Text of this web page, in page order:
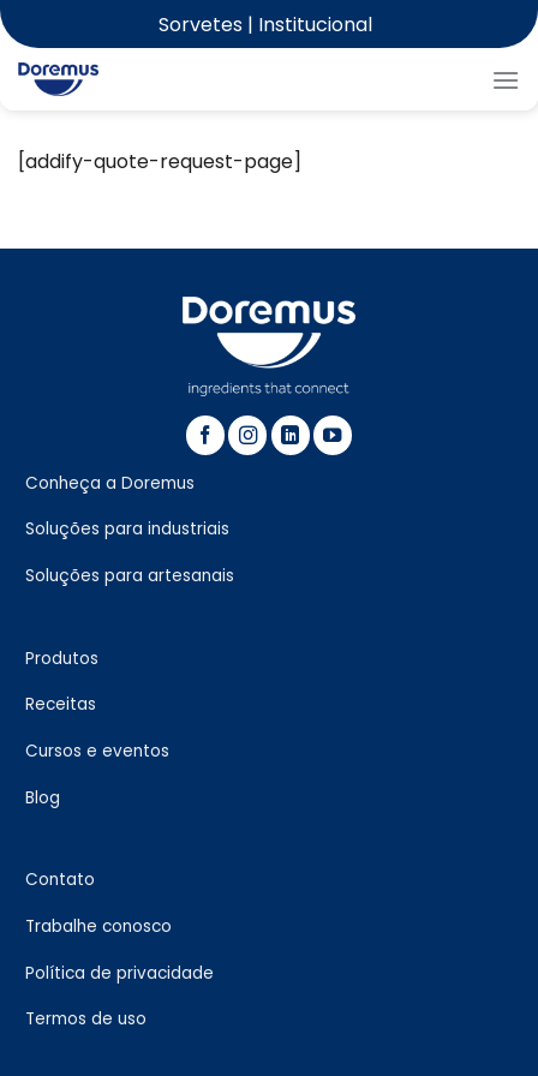
Skip
to
content
Sorvetes| Institucional
[addify-quote-request-page]
Conheça a Doremus
Soluções para industriais
Soluções para artesanais
Produtos
Receitas
Cursos e eventos
Blog
Contato
Trabalhe conosco
Política de privacidade
Termos de uso